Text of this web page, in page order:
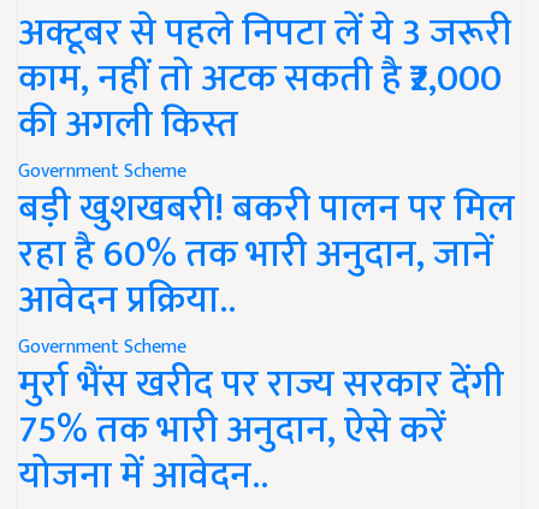
अक्टूबर से पहले निपटा लें ये 3 जरूरी
काम, नहीं तो अटक सकती है ₹2,000
की अगली किस्त
Government Scheme
बड़ी खुशखबरी! बकरी पालन पर मिल
रहा है 60% तक भारी अनुदान, जानें
आवेदन प्रक्रिया..
Government Scheme
मुर्रा भैंस खरीद पर राज्य सरकार देंगी
75% तक भारी अनुदान, ऐसे करें
योजना में आवेदन..